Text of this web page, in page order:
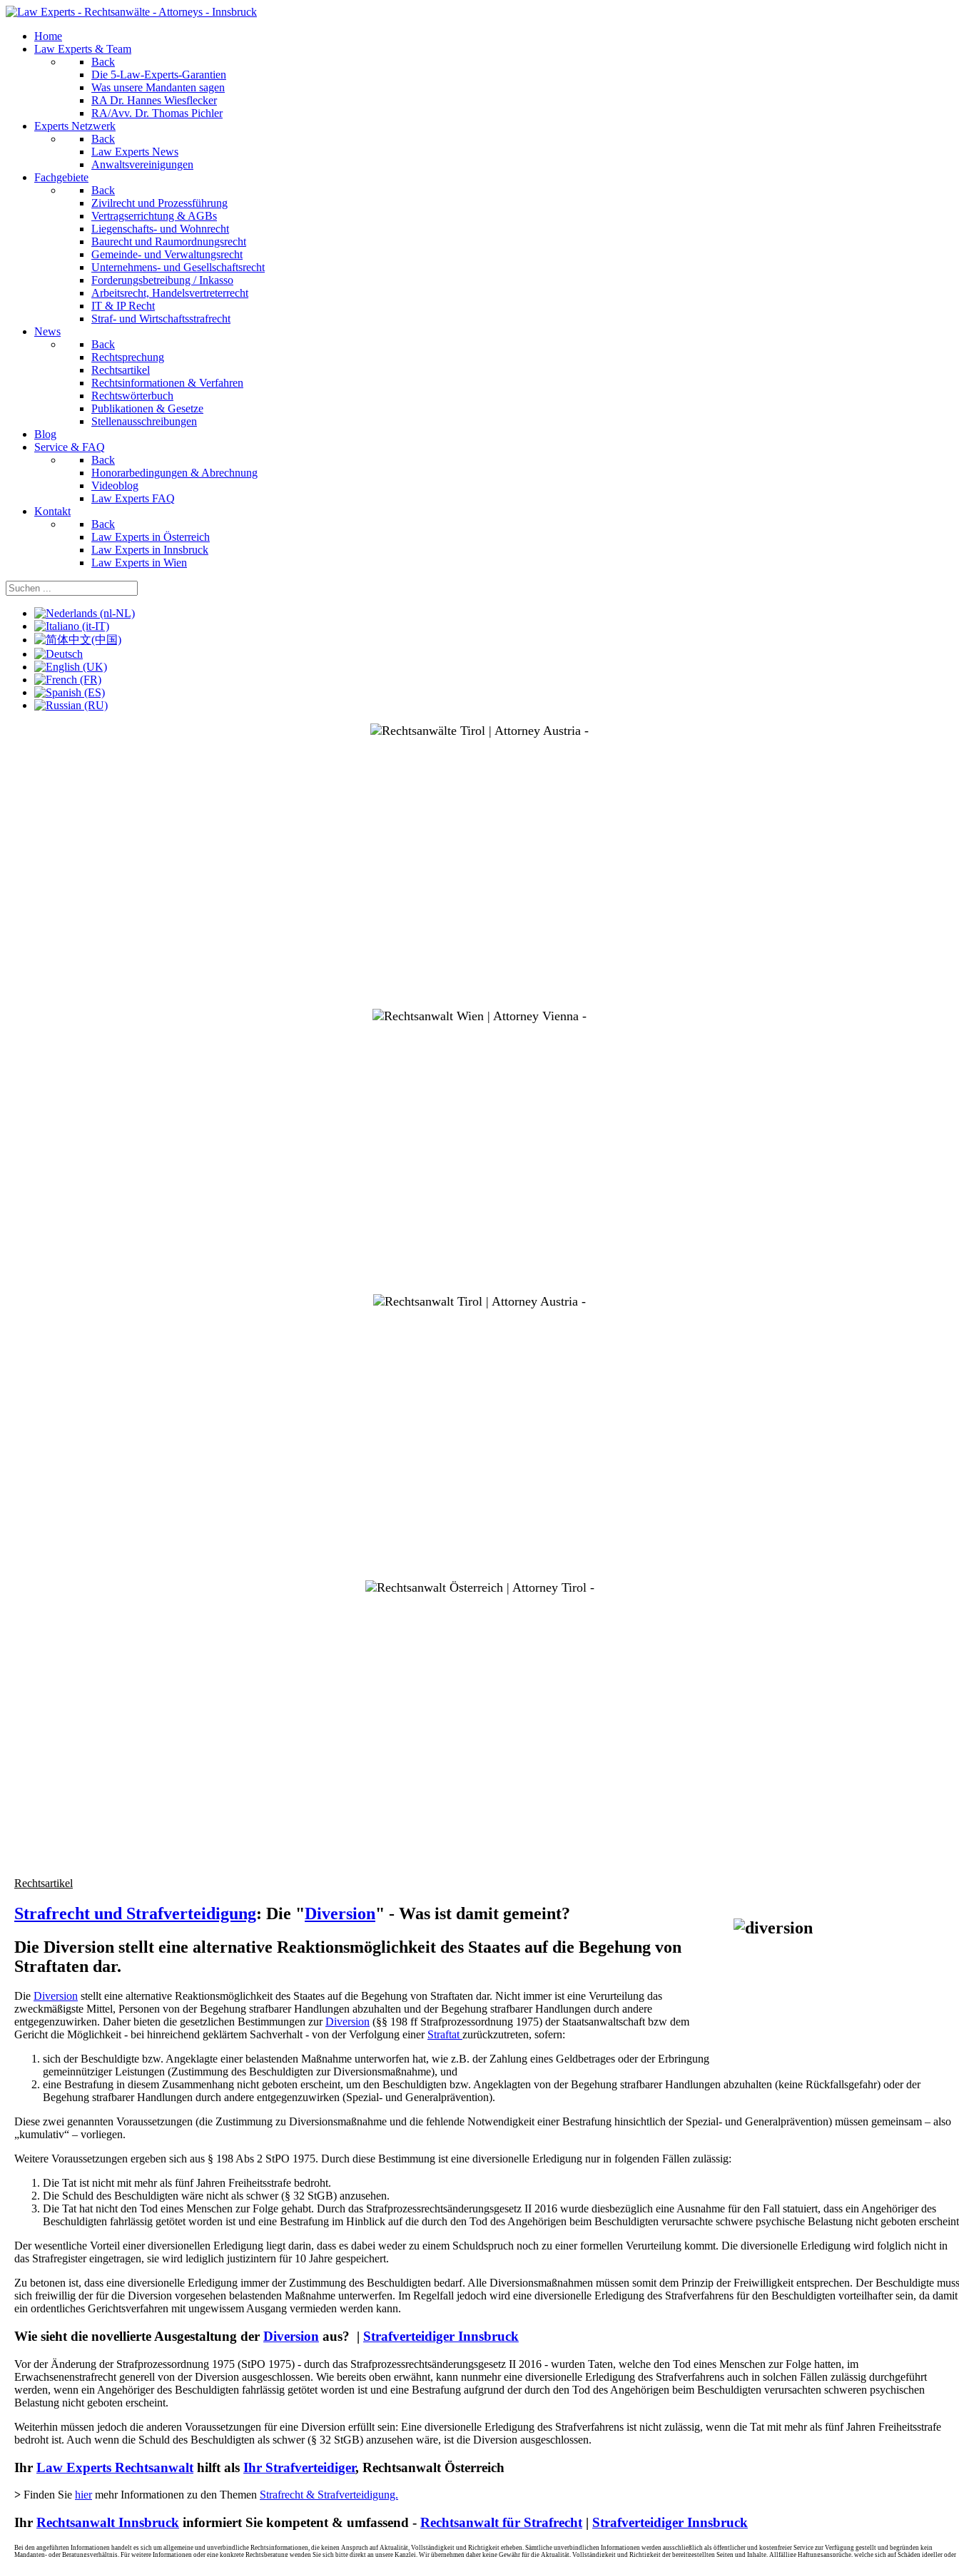
Home
Law Experts & Team
Back
Die 5-Law-Experts-Garantien
Was unsere Mandanten sagen
RA Dr. Hannes Wiesflecker
RA/Avv. Dr. Thomas Pichler
Experts Netzwerk
Back
Law Experts News
Anwaltsvereinigungen
Fachgebiete
Back
Zivilrecht und Prozessführung
Vertragserrichtung & AGBs
Liegenschafts- und Wohnrecht
Baurecht und Raumordnungsrecht
Gemeinde- und Verwaltungsrecht
Unternehmens- und Gesellschaftsrecht
Forderungsbetreibung / Inkasso
Arbeitsrecht, Handelsvertreterrecht
IT & IP Recht
Straf- und Wirtschaftsstrafrecht
News
Back
Rechtsprechung
Rechtsartikel
Rechtsinformationen & Verfahren
Rechtswörterbuch
Publikationen & Gesetze
Stellenausschreibungen
Blog
Service & FAQ
Back
Honorarbedingungen & Abrechnung
Videoblog
Law Experts FAQ
Kontakt
Back
Law Experts in Österreich
Law Experts in Innsbruck
Law Experts in Wien
Sprache auswählen
Rechtsartikel
Strafrecht und Strafverteidigung: Die "Diversion" - Was ist damit gemeint?
Die Diversion stellt eine alternative Reaktionsmöglichkeit des Staates auf die Begehung von
Straftaten dar.
Die Diversion stellt eine alternative Reaktionsmöglichkeit des Staates auf die Begehung von Straftaten dar. Nicht immer ist eine Verurteilung das
zweckmäßigste Mittel, Personen von der Begehung strafbarer Handlungen abzuhalten und der Begehung strafbarer Handlungen durch andere
entgegenzuwirken. Daher bieten die gesetzlichen Bestimmungen zurDiversion (§§ 198 ff Strafprozessordnung 1975) der Staatsanwaltschaft bzw dem
Gericht die Möglichkeit - bei hinreichend geklärtem Sachverhalt - von der Verfolgung einer Straftatzurückzutreten, sofern:
sich der Beschuldigte bzw. Angeklagte einer belastenden Maßnahme unterworfen hat, wie z.B. der Zahlung eines Geldbetrages oder der Erbringung
gemeinnütziger Leistungen (Zustimmung des Beschuldigten zur Diversionsmaßnahme), und
eine Bestrafung in diesem Zusammenhang nicht geboten erscheint, um den Beschuldigten bzw. Angeklagten von der Begehung strafbarer Handlungen abzuhalten (keine Rückfallsgefahr) oder der
Begehung strafbarer Handlungen durch andere entgegenzuwirken (Spezial- und Generalprävention).
Diese zwei genannten Voraussetzungen (die Zustimmung zu Diversionsmaßnahme und die fehlende Notwendigkeit einer Bestrafung hinsichtlich der Spezial- und Generalprävention) müssen gemeinsam – also
„kumulativ“ – vorliegen.
Weitere Voraussetzungen ergeben sich aus § 198 Abs 2 StPO 1975. Durch diese Bestimmung ist eine diversionelle Erledigung nur in folgenden Fällen zulässig:
Die Tat ist nicht mit mehr als fünf Jahren Freiheitsstrafe bedroht.
Die Schuld des Beschuldigten wäre nicht als schwer (§ 32 StGB) anzusehen.
Die Tat hat nicht den Tod eines Menschen zur Folge gehabt. Durch das Strafprozessrechtsänderungsgesetz II 2016 wurde diesbezüglich eine Ausnahme für den Fall statuiert, dass ein Angehöriger des
Beschuldigten fahrlässig getötet worden ist und eine Bestrafung im Hinblick auf die durch den Tod des Angehörigen beim Beschuldigten verursachte schwere psychische Belastung nicht geboten
Der wesentliche Vorteil einer diversionellen Erledigung liegt darin, dass es dabei weder zu einem Schuldspruch noch zu einer formellen Verurteilung kommt. Die diversionelle Erledigung wird folglich nicht in
das Strafregister eingetragen, sie wird lediglich justizintern für 10 Jahre gespeichert.
Zu betonen ist, dass eine diversionelle Erledigung immer der Zustimmung des Beschuldigten bedarf. Alle Diversionsmaßnahmen müssen somit dem Prinzip der Freiwilligkeit entsprechen. Der Beschuldigte muss
sich freiwillig der für die Diversion vorgesehen belastenden Maßnahme unterwerfen. Im Regelfall jedoch wird eine diversionelle Erledigung des Strafverfahrens für den Beschuldigten vorteilhafter sein, da damit
ein ordentliches Gerichtsverfahren mit ungewissem Ausgang vermieden werden kann.
Wie sieht die novellierte Ausgestaltung der Diversion aus? | Strafverteidiger Innsbruck
Vor der Änderung der Strafprozessordnung 1975 (StPO 1975) - durch das Strafprozessrechtsänderungsgesetz II 2016 - wurden Taten, welche den Tod eines Menschen zur Folge hatten, im
Erwachsenenstrafrecht generell von der Diversion ausgeschlossen. Wie bereits oben erwähnt, kann nunmehr eine diversionelle Erledigung des Strafverfahrens auch in solchen Fällen zulässig durchgeführt
werden, wenn ein Angehöriger des Beschuldigten fahrlässig getötet worden ist und eine Bestrafung aufgrund der durch den Tod des Angehörigen beim Beschuldigten verursachten schweren psychischen
Belastung nicht geboten erscheint.
Weiterhin müssen jedoch die anderen Voraussetzungen für eine Diversion erfüllt sein: Eine diversionelle Erledigung des Strafverfahrens ist nicht zulässig, wenn die Tat mit mehr als fünf Jahren Freiheitsstrafe
bedroht ist. Auch wenn die Schuld des Beschuldigten als schwer (§ 32 StGB) anzusehen wäre, ist die Diversion ausgeschlossen.
Ihr Law Experts Rechtsanwalt hilft als Ihr Strafverteidiger, Rechtsanwalt Österreich
> Finden Sie hiermehr Informationen zu den Themen Strafrecht & Strafverteidigung.
Ihr Rechtsanwalt Innsbruck informiert Sie kompetent & umfassend - Rechtsanwalt für Strafrecht | Strafverteidiger Innsbruck
Bei den angeführten Informationen handelt es sich um allgemeine und unverbindliche Rechtsinformationen, die keinen Anspruch auf Aktualität, Vollständigkeit und Richtigkeit erheben. Sämtliche unverbindlichen Informationen werden ausschließlich als öffentlicher und kostenfreier Service zur Verfügung gestellt und begründen kein
Mandanten- oder Beratungsverhältnis. Für weitere Informationen oder eine konkrete Rechtsberatung wenden Sie sich bitte direkt an unsere Kanzlei. Wir übernehmen daher keine Gewähr für die Aktualität, Vollständigkeit und Richtigkeit der bereitgestellten Seiten und Inhalte. Allfällige Haftungsansprüche, welche sich auf Schäden ideeller oder